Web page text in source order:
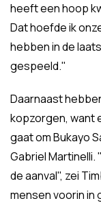
heeft een hoop
Dat hoefde ik
hebben in de
gespeeld."
Daarnaast
kopzorgen, want
gaat om Bukayo
Gabriel
de aanval", zei
mensen voorin